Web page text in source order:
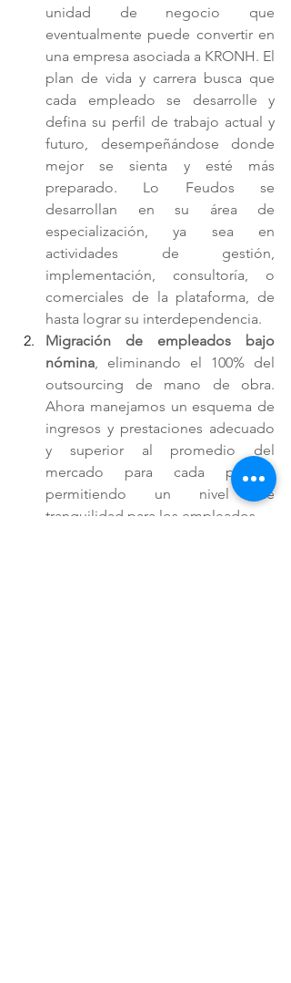
unidad de negocio que
eventualmente puede convertir en
una empresa asociada a KRONH. El
plan de vida y carrera busca que
cada empleado se desarrolle y
defina su perfil de trabajo actual y
futuro, desempeñándose donde
mejor se sienta y esté más
preparado. Lo Feudos se
desarrollan en su área de
especialización, ya sea en
actividades de gestión,
implementación, consultoría, o
comerciales de la plataforma, de
hasta lograr su interdependencia.
Migración de empleados bajo
nómina, eliminando el 100% del
outsourcing de mano de obra.
Ahora manejamos un esquema de
ingresos y prestaciones adecuado
y superior al promedio del
mercado para cada puesto,
permitiendo un nivel de
tranquilidad para los empleados.